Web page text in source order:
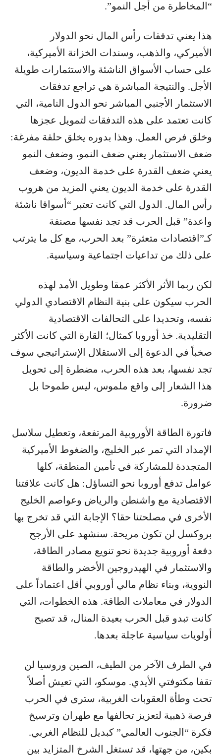
“المخاطرة من أجل النمو”.
هذا يعني تدفقات رأس المال نحو الدولار
الأميركي، والذهب، وسندات الخزانة الأميركية،
على حساب الأسواق الناشئة والاستثمارات طويلة
الأجل. والنتيجة المباشرة هي تراجع تدفقات
الاستثمار الأجنبي المباشر نحو الدول النامية، التي
كانت تعتمد على هذه التدفقات لتمويل عجزها
وخلق فرص العمل. وهذا بدوره يخلق حلقة مفرغة:
ضعف الاستثمار يعني ضعف النمو، وضعف النمو
يعني ضعف القدرة على خدمة الديون، وضعف
القدرة على خدمة الديون يعني المزيد من هروب
رأس المال. الدول التي كانت تعتبر “أسواقا ناشئة
واعدة” قبل الحرب قد تجد نفسها مصنفة
كـ”اقتصادات متعثرة” بعد الحرب، مع كل ما يترتب
على ذلك من تداعيات اجتماعية وسياسية.
لكن ربما الأثر الأكثر عمقا وطويل الأمد لهذه
الحرب سيكون على بنية النظام الاقتصادي الدولي
نفسه، وتحديدا على التحالفات الاقتصادية
التقليدية. خذ أوروبا كمثال؛ القارة التي كانت الأكثر
صخباً في الدعوة إلى الاستقلال الإستراتيجي سوف
تجد نفسها، بعد هذه الحرب، مضطرة إلى تحويل
هذا الشعار إلى واقع ملموس، ليس طموحا بل
ضرورة.
فاتورة الطاقة الأوروبية المرتفعة، وتعطيل سلاسل
الإمداد التي تمر عبر الخليج، والضغوط الأميركية
المتجددة للمشاركة في تأمين المنطقة، كلها
عوامل تدفع أوروبا نحو التساؤل: هل كانت علاقتنا
الاقتصادية مع واشنطن والرياض وعواصم الخليج
الأخرى في مصلحتنا حقا؟ الإجابة التي قد تخرج بها
بروكسل لن تكون مريحة. سنشهد على الأرجح
دفعة أوروبية جديدة نحو تنويع مصادر الطاقة،
والاستثمار في الهيدروجين الأخضر والطاقة
النووية، وبناء نظام مالي أوروبي أقل اعتماداً على
الدولار في معاملات الطاقة. هذه الخطوات، التي
كانت تبدو قبل الحرب بعيدة المنال، قد تصبح
أولويات سياسية عاجلة بعدها.
في الطرف الآخر من الطيف، الصين وروسيا لن
تقفا مكتوفتي الأيدي. موسكو، التي تعيش أصلاً
تحت وطأة العقوبات الغربية، سترى في الحرب
فرصة ذهبية لتعزيز تحالفها مع طهران وترسيخ
فكرة “الجنوب العالمي” كبديل للنظام الغربي.
بكين، من جهتها، قد تستغل الشرخ المتزايد بين